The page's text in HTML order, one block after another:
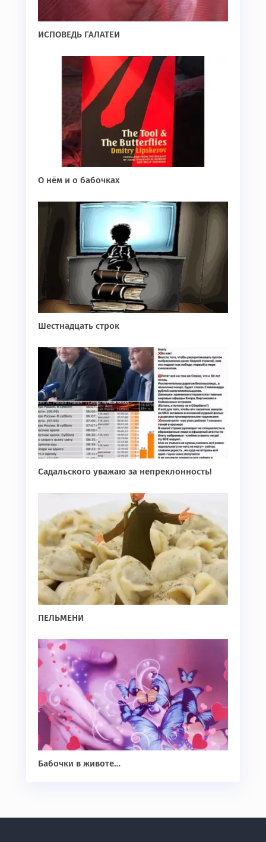
ИСПОВЕДЬ ГАЛАТЕИ
О нём и о бабочках
Шестнадцать строк
Садальского уважаю за непреклонность!
ПЕЛЬМЕНИ
Бабочки в животе…